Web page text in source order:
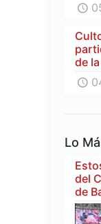
de
Lo
del
de